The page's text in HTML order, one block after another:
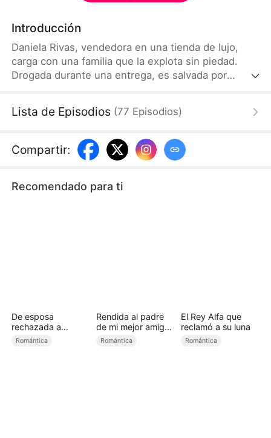
Introducción
Daniela Rivas, vendedora en una tienda de lujo,
carga con una familia que la explota sin piedad.
Drogada durante una entrega, es salvada por
conquistándolo. Juntos enfrentan a la madre
rompiendo prejuicios y cadenas.
Lista de Episodios (77 Episodios)
Compartir:
Recomendado para ti
De esposa
rechazada a
princesa licántropa
Romántica
Rendida al padre
de mi mejor amiga
(Doblado)
Romántica
El Rey Alfa que
reclamó a su luna
Romántica